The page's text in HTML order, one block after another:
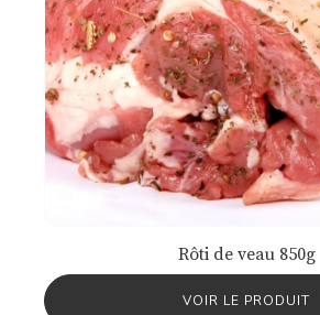
Rôti de veau 850g
VOIR LE PRODUIT